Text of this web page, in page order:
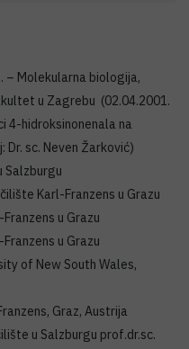
– Molekularna biologija,
u Zagrebu (02.04.2001.
4-hidroksinonenala na
sc. Neven Žarković)
Salzburgu
Karl-Franzens u Grazu
u Grazu
u Grazu
of New South Wales,
Graz, Austrija
u Salzburgu prof.dr.sc.